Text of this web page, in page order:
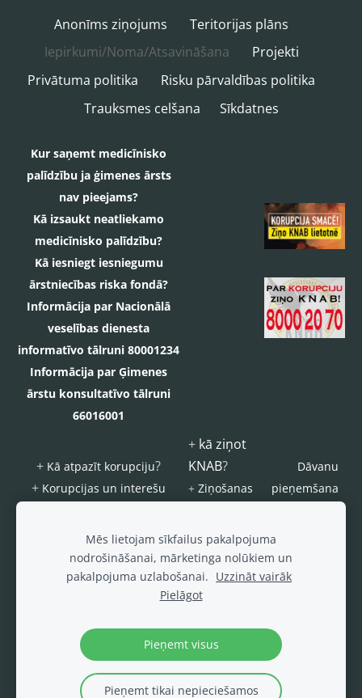
Anonīms ziņojums
Teritorijas plāns
Iepirkumi/Noma/Atsavināšana
Projekti
Privātuma politika
Risku pārvaldības politika
Trauksmes celšana
Sīkdatnes
Kur saņemt medicīnisko
palīdzību ja ģimenes ārsts
nav pieejams?
Kā izsaukt neatliekamo
medicīnisko palīdzību?
Kā iesniegt iesniegumu
ārstniecības riska fondā?
Informācija par Nacionālā
veselības dienesta
informatīvo tālruni 80001234
Informācija par Ģimenes
ārstu konsultatīvo tālruni
66016001
+ Kā atpazīt korupciju?
+ Korupcijas un interešu
kārtība
+ kā ziņot
KNAB?
+ Ziņošanas
"Ziņo
KNAB!"
Dāvanu
pieņemšana
Šajā interneta vietnē ievietotie foto un video materiāli, ja nav norādīts
citādāk, tiek izplatīti saskaņā arCC 4.0 Starptautisks
Universāls (CC0 1.0)licences noteikumiem.
Mēs lietojam sīkfailus pakalpojuma
nodrošināšanai, mārketinga nolūkiem un
pakalpojuma uzlabošanai. Uzzināt vairāk
Pielāgot
Pieņemt visus
Pieņemt tikai nepieciešamos